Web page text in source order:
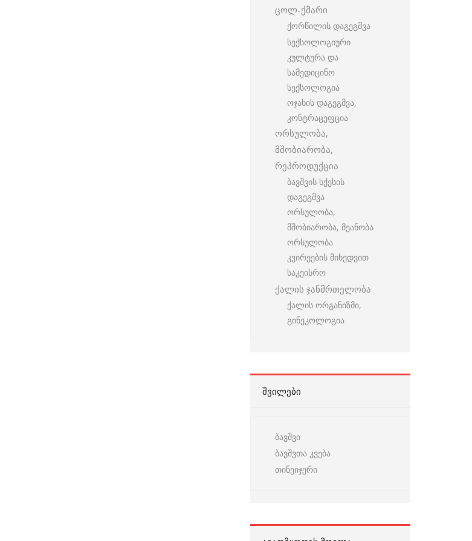
ცოლ-ქმარი
ქორწილის დაგეგმვა
სექსოლოგიური
კულტურა და
სამედიცინო
სექსოლოგია
ოჯახის დაგეგმვა,
კონტრაცეფცია
ორსულობა,
მშობიარობა,
რეპროდუქცია
ბავშვის სქესის
დაგეგმვა
ორსულობა,
მშობიარობა, მეანობა
ორსულობა
კვირეების მიხედვით
საკეისრო
ქალის ჯანმრთელობა
ქალის ორგანიზმი,
გინეკოლოგია
ᲨᲕᲘᲚᲔᲑᲘ
ბავშვი
ბავშვთა კვება
თინეიჯერი